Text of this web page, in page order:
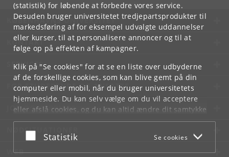
(statistik) for løbende at forbedre vores service.
Desuden bruger universitetet tredjepartsprodukter til
markedsføring af for eksempel udvalgte uddannelser
eller kurser, til at personalisere annoncer og til at
følge op på effekten af kampagner.
Klik på "Se cookies" for at se en liste over udbyderne
af de forskellige cookies, som kan blive gemt på din
computer eller mobil, når du bruger universitetets
hjemmeside. Du kan selv vælge om du vil acceptere
eller afslå cookies, og du kan altid ændre dit samtykke
underCookie- og privatlivspolitiksom du finder i
bunden af hver side.
Acceptér eller afslå
Statistik Se cookies
KØBENHAVNS UNIVERSITET
KONTAKT
SERVICES
FOR STUDERENDE OG ANSATTE
JOB OG KARRIERE
NØDSITUATIONER
WEB